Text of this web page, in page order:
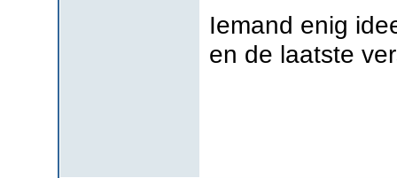
Iemand enig
en de laatste